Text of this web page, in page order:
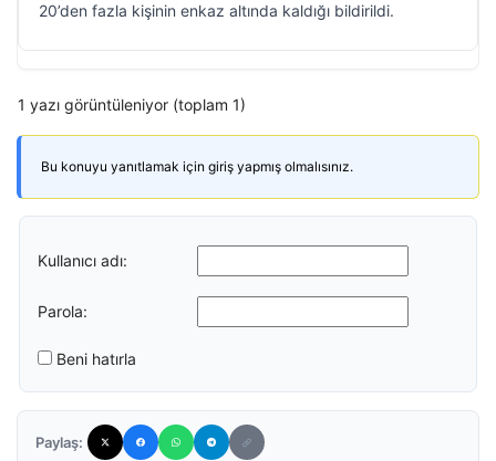
20’den fazla kişinin enkaz altında kaldığı bildirildi.
1 yazı görüntüleniyor (toplam 1)
Bu konuyu yanıtlamak için giriş yapmış olmalısınız.
Kullanıcı adı:
Parola:
Beni hatırla
Paylaş: